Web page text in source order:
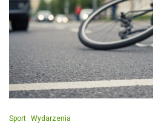
Sport Wydarzenia